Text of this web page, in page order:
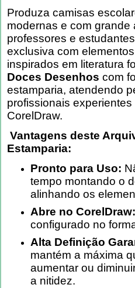
Produza camisas
modernas e com grande
professores e
exclusiva com
inspirados em literatura
Doces Desenhos com
estamparia, atendendo
profissionais
CorelDraw.
Vantagens deste
Estamparia:
Pronto para Uso:
tempo montando o
alinhando os
Abre no CorelDraw:
configurado no
Alta Definição
mantém a máxima
aumentar ou
a nitidez.